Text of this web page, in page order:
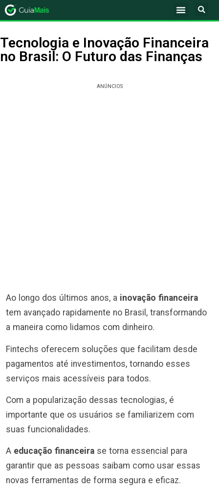
Tecnologia e Inovação Financeira
no Brasil: O Futuro das Finanças
ANÚNCIOS
Ao longo dos últimos anos, a inovação financeira
tem avançado rapidamente no Brasil, transformando
a maneira como lidamos com dinheiro.
Fintechs oferecem soluções que facilitam desde
pagamentos até investimentos, tornando esses
serviços mais acessíveis para todos.
Com a popularização dessas tecnologias, é
importante que os usuários se familiarizem com
suas funcionalidades.
A educação financeira se torna essencial para
garantir que as pessoas saibam como usar essas
novas ferramentas de forma segura e eficaz.